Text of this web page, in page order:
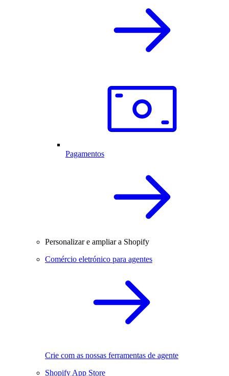
Pagamentos
Personalizar e ampliar a Shopify
Comércio eletrónico para agentes
Crie com as nossas ferramentas de agente
Shopify App Store